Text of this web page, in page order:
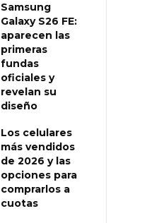
Samsung
Galaxy S26 FE:
aparecen las
primeras
fundas
oficiales y
revelan su
diseño
Los celulares
más vendidos
de 2026 y las
opciones para
comprarlos a
cuotas